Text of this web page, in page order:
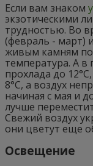
Если вам знаком
экзотическими
трудностью. Во
(февраль - март)
живым камням
температура. А в
прохлада до
8°С, а воздух
начиная с мая и
лучше
Свежий воздух
они цветут еще
Освещение